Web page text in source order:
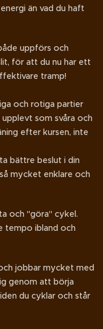
än vad du haft
uppförs och
för att du nu har ett
tramp!
och rotiga partier
som svåra och
efter kursen, inte
bättre beslut i din
mycket enklare och
och "göra" cykel.
tempo ibland och
jobbar mycket med
genom att börja
du cyklar och står